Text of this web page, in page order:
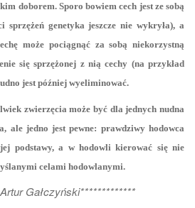
doborem. Sporo bowiem cech jest ze sobą
sprzężeń genetyka jeszcze nie wykryła), a
może pociągnąć za sobą niekorzystną
się sprzężonej z nią cechy (na przykład
jest później wyeliminować.
zwierzęcia może być dla jednych nudna
ale jedno jest pewne: prawdziwy hodowca
podstawy, a w hodowli kierować się nie
celami hodowlanymi.
Gałczyński*************